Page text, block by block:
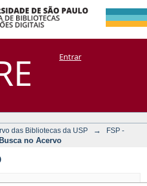
Acervo
+ CoriscoEntrar
das Bibliotecas da USP →
FSP -
Busca no Acervo